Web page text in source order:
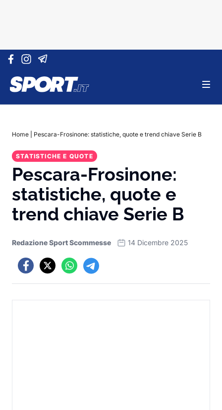
Vai al contenuto
Home Pescara-Frosinone: statistiche, quote e trend chiave Serie B
STATISTICHE E QUOTE
Pescara-Frosinone:
statistiche, quote e
trend chiave Serie B
Redazione Sport Scommesse 14 Dicembre 2025